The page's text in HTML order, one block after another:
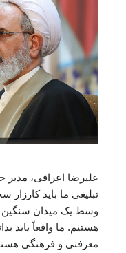
علیرضا اعرافی،
تبلیغی ما باید
وسط یک میدان
هستیم. ما واقعاً باید
معرفتی و فرهنگی